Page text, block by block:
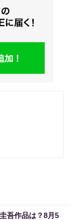
吾作品は？8月5